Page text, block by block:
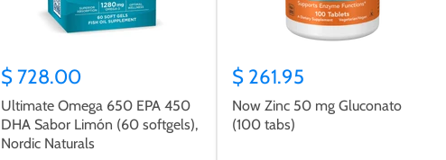
$ 728.00
Ultimate Omega 650 EPA 450
DHA Sabor Limón (60 softgels),
Nordic Naturals
$ 261.95
Now Zinc 50 mg Gluconato
(100 tabs)